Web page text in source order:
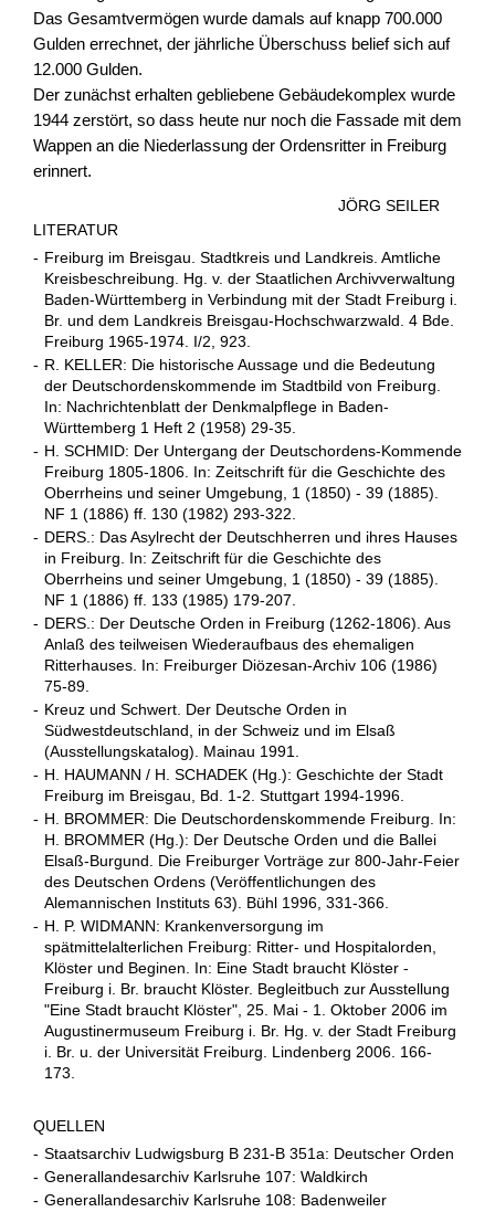
Das Gesamtvermögen wurde damals auf knapp 700.000
Gulden errechnet, der jährliche Überschuss belief sich auf
12.000 Gulden.
Der zunächst erhalten gebliebene Gebäudekomplex wurde
1944 zerstört, so dass heute nur noch die Fassade mit dem
Wappen an die Niederlassung der Ordensritter in Freiburg
erinnert.
JÖRG SEILER
LITERATUR
- Freiburg im Breisgau. Stadtkreis und Landkreis. Amtliche
Kreisbeschreibung. Hg. v. der Staatlichen Archivverwaltung
Baden-Württemberg in Verbindung mit der Stadt Freiburg i.
Br. und dem Landkreis Breisgau-Hochschwarzwald. 4 Bde.
Freiburg 1965-1974. I/2, 923.
- R. KELLER: Die historische Aussage und die Bedeutung
der Deutschordenskommende im Stadtbild von Freiburg.
In: Nachrichtenblatt der Denkmalpflege in Baden-
Württemberg 1 Heft 2 (1958) 29-35.
- H. SCHMID: Der Untergang der Deutschordens-Kommende
Freiburg 1805-1806. In: Zeitschrift für die Geschichte des
Oberrheins und seiner Umgebung, 1 (1850) - 39 (1885).
NF 1 (1886) ff. 130 (1982) 293-322.
- DERS.: Das Asylrecht der Deutschherren und ihres Hauses
in Freiburg. In: Zeitschrift für die Geschichte des
Oberrheins und seiner Umgebung, 1 (1850) - 39 (1885).
NF 1 (1886) ff. 133 (1985) 179-207.
- DERS.: Der Deutsche Orden in Freiburg (1262-1806). Aus
Anlaß des teilweisen Wiederaufbaus des ehemaligen
Ritterhauses. In: Freiburger Diözesan-Archiv 106 (1986)
75-89.
- Kreuz und Schwert. Der Deutsche Orden in
Südwestdeutschland, in der Schweiz und im Elsaß
(Ausstellungskatalog). Mainau 1991.
- H. HAUMANN / H. SCHADEK (Hg.): Geschichte der Stadt
Freiburg im Breisgau, Bd. 1-2. Stuttgart 1994-1996.
- H. BROMMER: Die Deutschordenskommende Freiburg. In:
H. BROMMER (Hg.): Der Deutsche Orden und die Ballei
Elsaß-Burgund. Die Freiburger Vorträge zur 800-Jahr-Feier
des Deutschen Ordens (Veröffentlichungen des
Alemannischen Instituts 63). Bühl 1996, 331-366.
- H. P. WIDMANN: Krankenversorgung im
spätmittelalterlichen Freiburg: Ritter- und Hospitalorden,
Klöster und Beginen. In: Eine Stadt braucht Klöster -
Freiburg i. Br. braucht Klöster. Begleitbuch zur Ausstellung
"Eine Stadt braucht Klöster", 25. Mai - 1. Oktober 2006 im
Augustinermuseum Freiburg i. Br. Hg. v. der Stadt Freiburg
i. Br. u. der Universität Freiburg. Lindenberg 2006. 166-
173.
QUELLEN
- Staatsarchiv Ludwigsburg B 231-B 351a: Deutscher Orden
- Generallandesarchiv Karlsruhe 107: Waldkirch
- Generallandesarchiv Karlsruhe 108: Badenweiler